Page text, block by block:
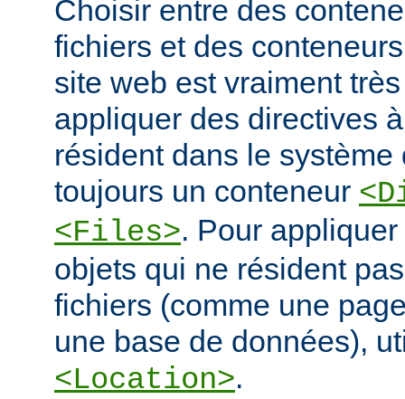
Choisir entre des
fichiers et des
site web est vraiment
appliquer des directives
résident dans le
toujours un conteneur
<Files>. Pour
objets qui ne résident
fichiers (comme une
une base de données),
<Location>.